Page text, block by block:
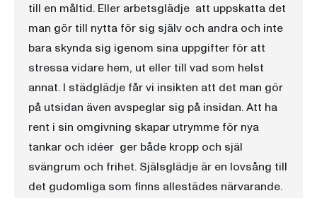
till en måltid. Eller arbetsglädje  att uppskatta det
man gör till nytta för sig själv och andra och inte
bara skynda sig igenom sina uppgifter för att
stressa vidare hem, ut eller till vad som helst
annat. I städglädje får vi insikten att det man gör
på utsidan även avspeglar sig på insidan. Att ha
rent i sin omgivning skapar utrymme för nya
tankar och idéer  ger både kropp och själ
svängrum och frihet. Själsglädje är en lovsång till
det gudomliga som finns allestädes närvarande.